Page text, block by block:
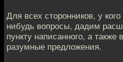
Для всех сторонников, у
нибудь вопросы, дадим
пункту написанного, а
разумные предложения.